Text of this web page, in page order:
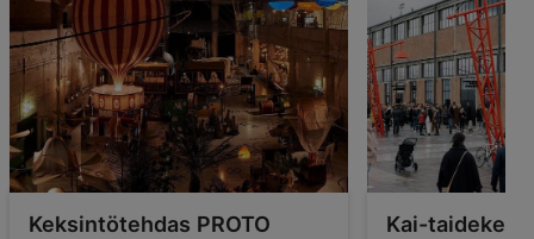
Keksintötehdas PROTO Kai-